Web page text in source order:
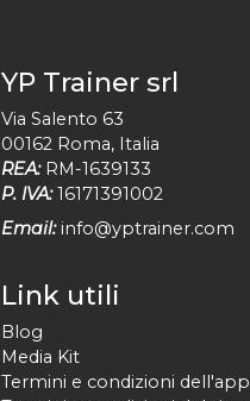
YP Trainer srl
Via Salento 63
00162 Roma, Italia
REA: RM-1639133
P. IVA: 16171391002
Email: info@yptrainer.com
Link utili
Blog
Media Kit
Termini e condizioni dell'app